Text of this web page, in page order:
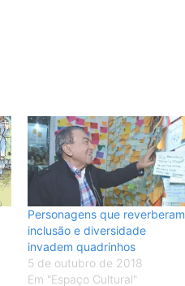
Personagens que reverberam
inclusão e diversidade
invadem quadrinhos
5 de outubro de 2018
Em "Espaço Cultural"